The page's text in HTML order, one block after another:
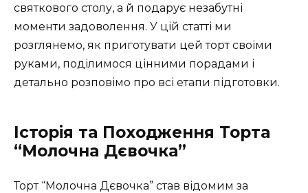
святкового столу, а й подарує незабутні
моменти задоволення. У цій статті ми
розглянемо, як приготувати цей торт своїми
руками, поділимося цінними порадами і
детально розповімо про всі етапи підготовки.
Історія та Походження Торта
“Молочна Дєвочка”
Торт “Молочна Дєвочка” став відомим за